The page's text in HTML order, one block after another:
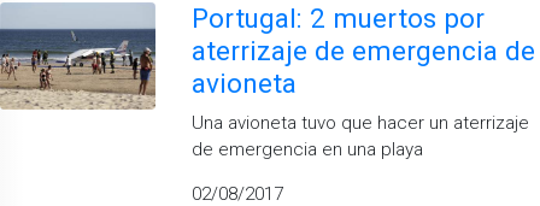
Portugal: 2 muertos por
aterrizaje de emergencia de
avioneta
Una avioneta tuvo que hacer un aterrizaje
de emergencia en una playa
02/08/2017